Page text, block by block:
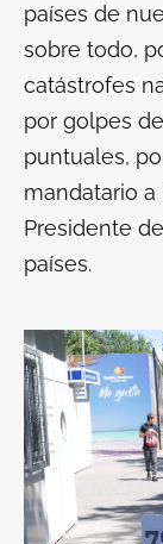
países de
sobre todo,
catástrofes
por golpes
puntuales,
mandatario
Presidente
países.